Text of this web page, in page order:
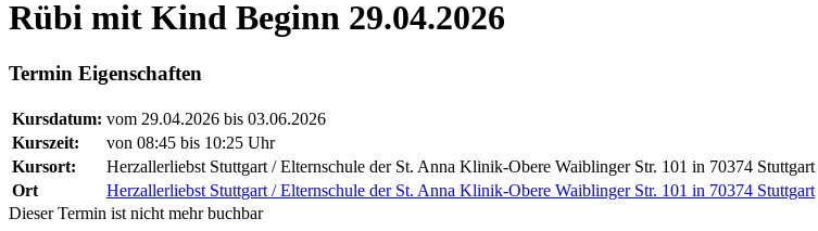
Rübi mit Kind Beginn 29.04.2026
Termin Eigenschaften
Kursdatum: vom 29.04.2026 bis 03.06.2026
Kurszeit:
von 08:45 bis 10:25 Uhr
Kursort:
Herzallerliebst Stuttgart / Elternschule der St. Anna Klinik-Obere Waiblinger Str. 101 in 70374 Stuttgart
Ort
Herzallerliebst Stuttgart / Elternschule der St. Anna Klinik-Obere Waiblinger Str. 101 in 70374 Stuttgart
Dieser Termin ist nicht mehr buchbar